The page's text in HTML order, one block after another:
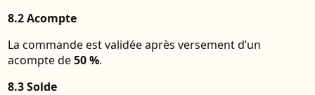
8.2 Acompte
La commande est validée après versement d’un
acompte de50 %.
8.3 Solde